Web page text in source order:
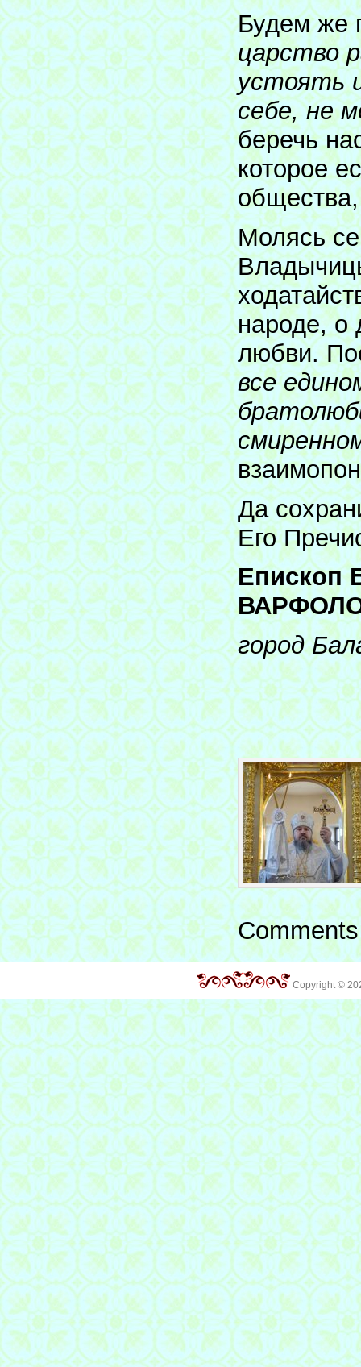
Будем же
царство
устоять
себе, не
беречь
которое
Молясь
народе, о
любви.
все
Да
Его
Епископ
город
Copyright ©